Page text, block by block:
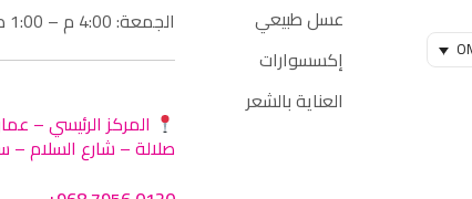
عسل طبيعي
إكسسوارات
العناية بالشعر
الجمعة: 4:00 م – 1:00 ص
المركز الرئيسي –
صلالة – شارع السلام